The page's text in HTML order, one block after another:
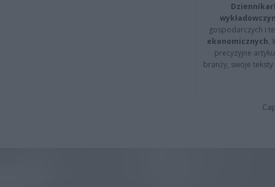
gospodarczych i
ekonomicznych.
precyzyjne
branży, swoje